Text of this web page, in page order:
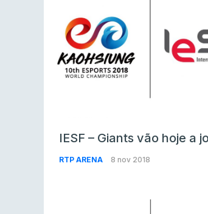
IESF – Giants vão hoje a
RTP ARENA 8 nov 2018